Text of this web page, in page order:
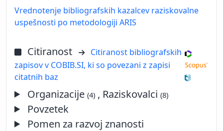
Vrednotenje bibliografskih kazalcev raziskovalne
uspešnosti po metodologiji ARIS
Citiranost
Citiranost bibliografskih
zapisov v COBIB.SI, ki so povezani z zapisi
citatnih baz
Organizacije(4) , Raziskovalci(8)
Povzetek
Pomen za razvoj znanosti